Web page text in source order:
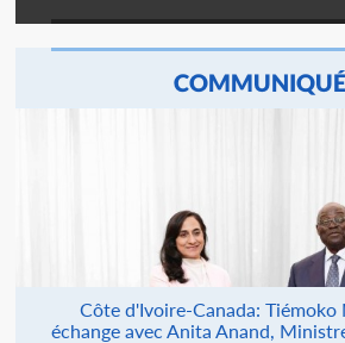
Côte d'Ivoire-Canada: Tiémoko
échange avec Anita Anand,